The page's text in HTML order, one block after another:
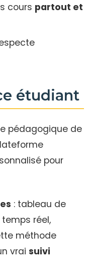
cours partout et
étudiant
pédagogique de
pour
: tableau de
réel,
méthode
vraisuivi